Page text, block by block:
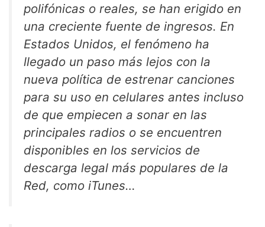
polifónicas o reales, se han erigido en
una creciente fuente de ingresos. En
Estados Unidos, el fenómeno ha
llegado un paso más lejos con la
nueva política de estrenar canciones
para su uso en celulares antes incluso
de que empiecen a sonar en las
principales radios o se encuentren
disponibles en los servicios de
descarga legal más populares de la
Red, como iTunes…